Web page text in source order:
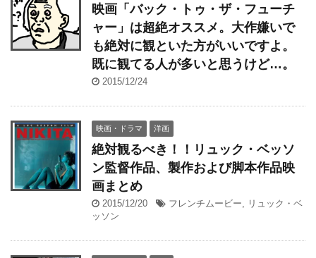
映画「バック・トゥ・ザ・フューチ
ャー」は超絶オススメ。大作嫌いで
も絶対に観といた方がいいですよ。
既に観てる人が多いと思うけど…。
2015/12/24
映画・ドラマ 洋画
絶対観るべき！！リュック・ベッソ
ン監督作品、製作および脚本作品映
画まとめ
2015/12/20 フレンチムービー, リュック・ベ
ッソン